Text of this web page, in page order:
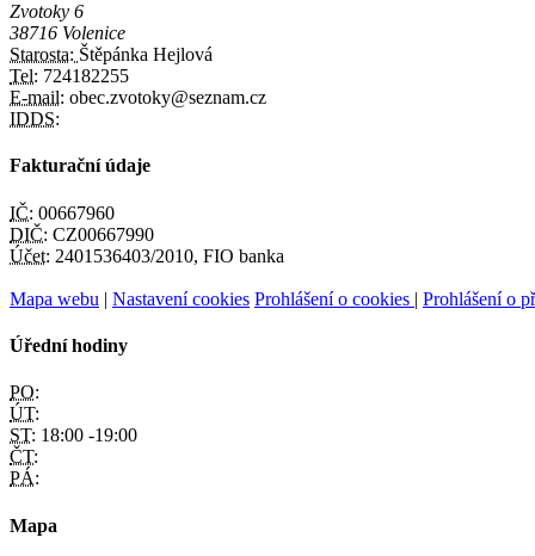
Zvotoky 6
38716 Volenice
Starosta: Štěpánka Hejlová
Tel: 724182255
E-mail: obec.zvotoky@seznam.cz
IDDS:
Fakturační údaje
IČ: 00667960
DIČ: CZ00667990
Účet: 2401536403/2010, FIO banka
Mapa webu | Nastavení cookies Prohlášení o cookies | Prohlášení o
Úřední hodiny
PO:
ÚT:
ST: 18:00 -19:00
ČT:
PÁ:
Mapa